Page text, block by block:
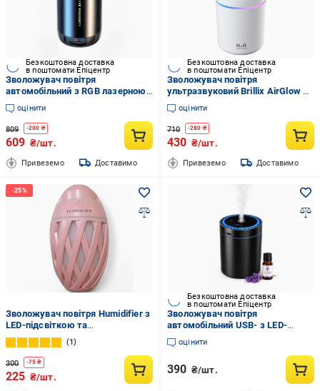
Безкоштовна доставка
в поштомати Епіцентр
Зволожувач повітря
автомобільний з RGB лазерною
підсвіткою (10349)
оцінити
809 -200 ₴
609 ₴/шт.
Привеземо Доставимо
Безкоштовна доставка
в поштомати Епіцентр
Зволожувач повітря
ультразвуковий Brillix AirGlow 2F
з LED-підсвічування 300 мл
Білий
оцінити
710 -280 ₴
430 ₴/шт.
Привеземо Доставимо
Зволожувач повітря Humidifier з
LED-підсвіткою та
ароматерапією 320 мл
(29073520)
1
300 -75 ₴
225 ₴/шт.
Безкоштовна доставка
в поштомати Епіцентр
Зволожувач повітря
автомобільний USB- з LED-
підсвіткою та ароматизатором і
парфуми в комплекті
оцінити
390 ₴/шт.